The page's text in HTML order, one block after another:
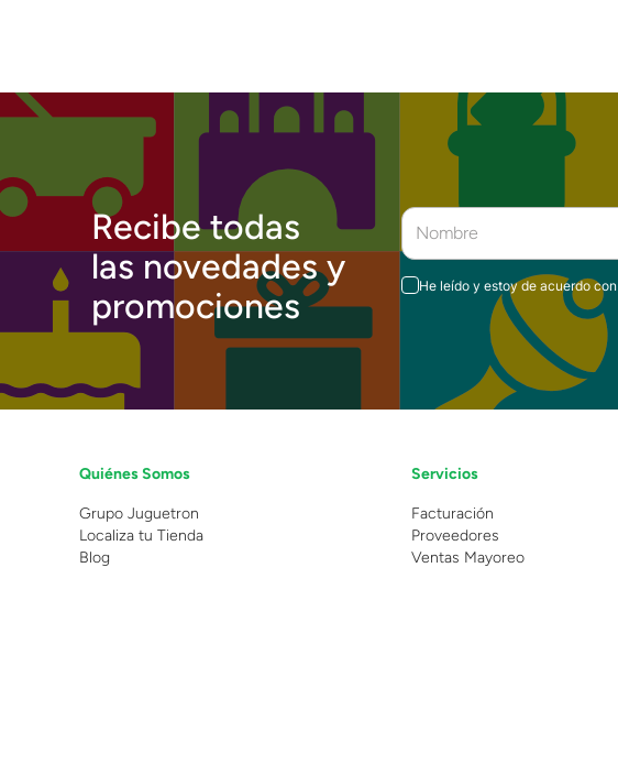
Recibe todas
las novedades y
promociones
He leído y estoy de acuerdo con
Quiénes Somos
Grupo Juguetron
Localiza tu Tienda
Blog
Servicios
Facturación
Proveedores
Ventas Mayoreo